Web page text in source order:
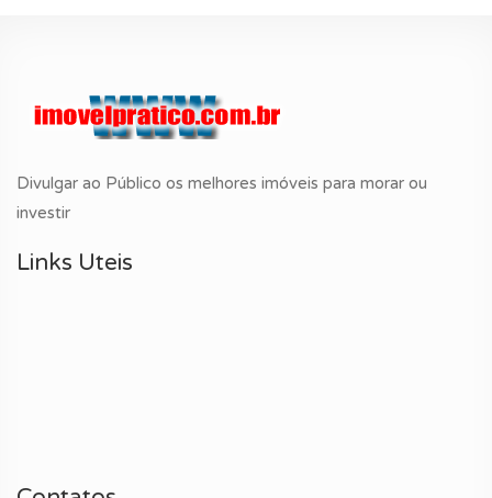
Divulgar ao Público os melhores imóveis para morar ou
investir
Links Uteis